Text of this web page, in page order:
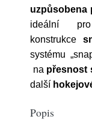
uzpůsobena
ideální
konstrukce
systému
na přesnost
další
Popis